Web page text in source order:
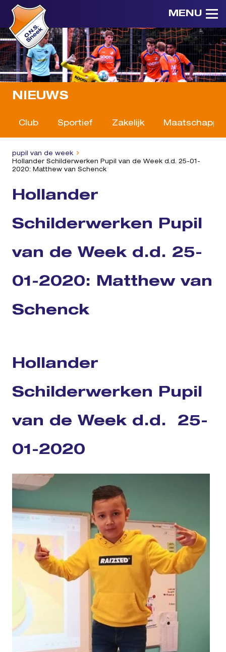
MENU
NIEUWS
Club Sportief Zakelijk
pupil van de week
Hollander Schilderwerken Pupil van de Week d.d. 25-01-
2020: Matthew van Schenck
Hollander
Schilderwerken Pupil
van de Week d.d. 25-
01-2020: Matthew van
Schenck
Hollander
Schilderwerken Pupil
van de Week d.d. 25-
01-2020